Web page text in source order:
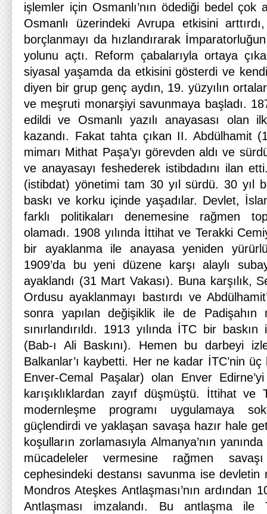
işlemler için Osmanlı’nın ödediği bedel çok
Osmanlı üzerindeki Avrupa etkisini
borçlanmayı da hızlandırarak
yolunu açtı. Reform çabalarıyla ortaya
siyasal yaşamda da etkisini gösterdi ve
diyen bir grup genç aydın, 19. yüzyılın
ve meşruti monarşiyi savunmaya başladı.
edildi ve Osmanlı yazılı anayasası olan
kazandı. Fakat tahta çıkan II. Abdülhamit
mimarı Mithat Paşa’yı görevden aldı ve
ve anayasayı feshederek istibdadını ilan
(istibdat) yönetimi tam 30 yıl sürdü. 30 yıl
baskı ve korku içinde yaşadılar. Devlet,
farklı politikaları denemesine rağmen
olamadı. 1908 yılında İttihat ve Terakki
bir ayaklanma ile anayasa yeniden
1909’da bu yeni düzene karşı alaylı
ayaklandı (31 Mart Vakası). Buna karşılık,
Ordusu ayaklanmayı bastırdı ve
sonra yapılan değişiklik ile de Padişahın
sınırlandırıldı. 1913 yılında İTC bir
(Bab-ı Ali Baskını). Hemen bu darbeyi
Balkanlar’ı kaybetti. Her ne kadar İTC’nin
Enver-Cemal Paşalar) olan Enver
karışıklıklardan zayıf düşmüştü. İttihat ve
modernleşme programı uygulamaya
güçlendirdi ve yaklaşan savaşa hazır hale
koşulların zorlamasıyla Almanya’nın
mücadeleler vermesine rağmen
cephesindeki destansı savunma ise devletin
Mondros Ateşkes Antlaşması’nın ardından
Antlaşması imzalandı. Bu antlaşma ile